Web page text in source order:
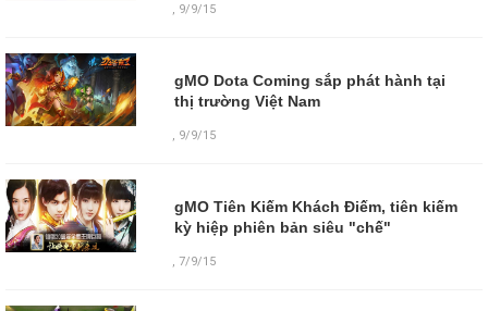
, 9/9/15
gMO Dota Coming sắp phát hành tại
thị trường Việt Nam
, 9/9/15
gMO Tiên Kiếm Khách Điếm, tiên kiếm
kỳ hiệp phiên bản siêu "chế"
,7/9/15